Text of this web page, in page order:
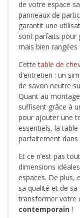
de votre espace
panneaux de
garantit une
sont parfaits pour
mais bien
Cettetable de
d’entretien : un
de savon neutre
Quant au
suffisent grâce à
pour ajouter une
essentiels, la table
parfaitement
Et ce n’est pas
dimensions
espaces. De plus,
sa qualité et de
transformer votre
contemporain !